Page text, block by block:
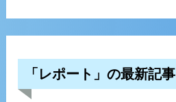
「レポート」の最新記事